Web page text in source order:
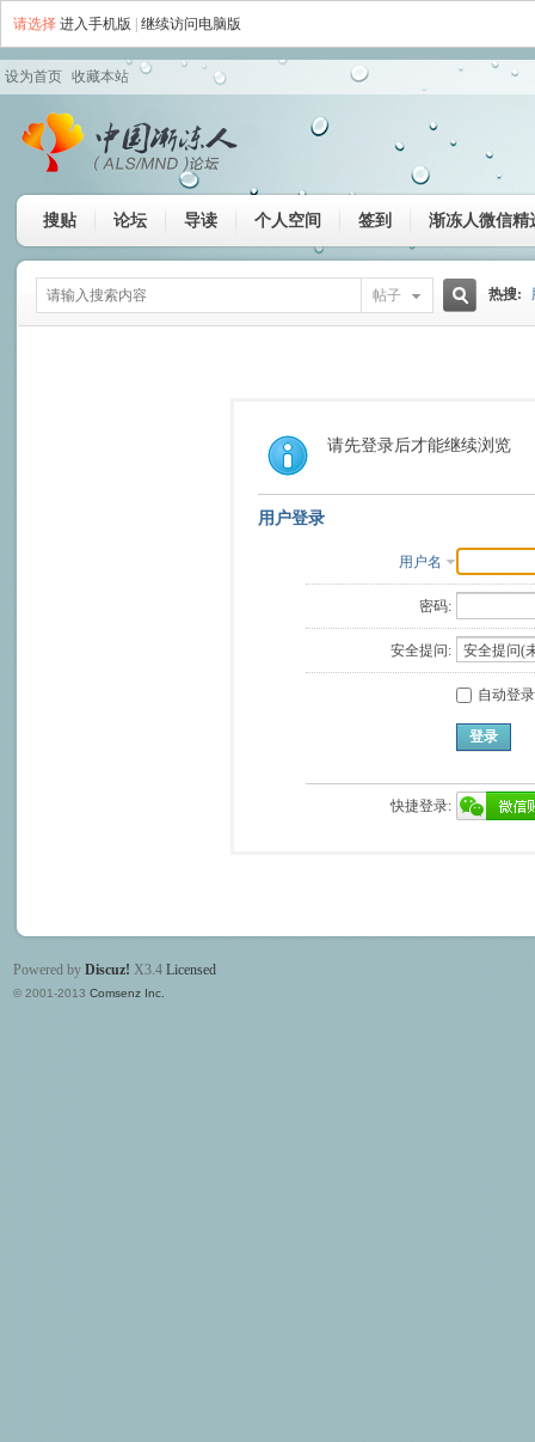
请选择 进入手机版 继续访问电脑版
设为首页 收藏本站
搜贴 论坛 导读 个人空间 签到 渐冻人微信精
帖子
索
热搜:
请先登录后才能继续浏览
用户登录
用户名
密码:
安全提问:
自动登录
登录
快捷登录:
Powered by Discuz! X3.4 Licensed
© 2001-2013 Comsenz Inc.